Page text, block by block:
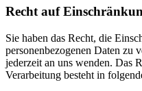
Recht auf
Sie haben das Recht, die
personenbezogenen Daten zu
jederzeit an uns wenden. Das
Verarbeitung besteht in